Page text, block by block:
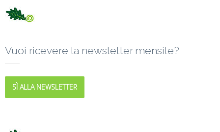
Vuoi ricevere la newsletter mensile?
SÌ ALLA NEWSLETTER